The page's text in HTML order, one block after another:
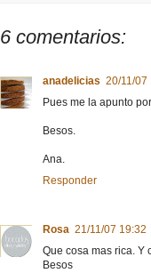
6 comentarios:
anadelicias 20/11/07
Pues me la apunto
Besos.
Ana.
Responder
Rosa 21/11/07 19:32
Que cosa mas rica. Y
Besos